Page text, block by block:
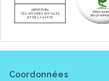
Coordonnées